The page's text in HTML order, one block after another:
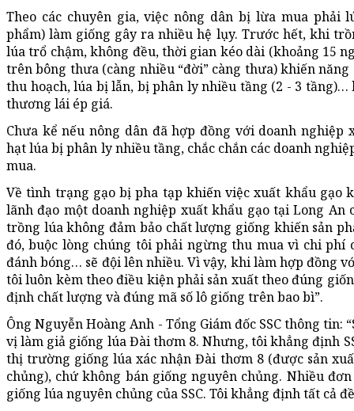
Theo các chuyên gia, việc nông dân bị lừa mua phải
phẩm) làm giống gây ra nhiều hệ lụy. Trước hết, khi
lúa trổ chậm, không đều, thời gian kéo dài (khoảng 15
trên bông thưa (càng nhiều “đời” càng thưa) khiến năng
thu hoạch, lúa bị lẫn, bị phân ly nhiều tầng (2 - 3 tầng)…
thương lái ép giá.
Chưa kể nếu nông dân đã hợp đồng với doanh nghiệp
hạt lúa bị phân ly nhiều tầng, chắc chắn các doanh
mua.
Về tình trạng gạo bị pha tạp khiến việc xuất khẩu gạo
lãnh đạo một doanh nghiệp xuất khẩu gạo tại Long An
trồng lúa không đảm bảo chất lượng giống khiến sản
đó, buộc lòng chúng tôi phải ngừng thu mua vì chi phí
đánh bóng… sẽ đội lên nhiều. Vì vậy, khi làm hợp đồng
tôi luôn kèm theo điều kiện phải sản xuất theo đúng
định chất lượng và đúng mã số lô giống trên bao bì”.
Ông Nguyễn Hoàng Anh - Tổng Giám đốc SSC thông tin:
vị làm giả giống lúa Đài thơm 8. Nhưng, tôi khẳng định
thị trường giống lúa xác nhận Đài thơm 8 (được sản
chủng), chứ không bán giống nguyên chủng. Nhiều đơn
giống lúa nguyên chủng của SSC. Tôi khẳng định tất cả